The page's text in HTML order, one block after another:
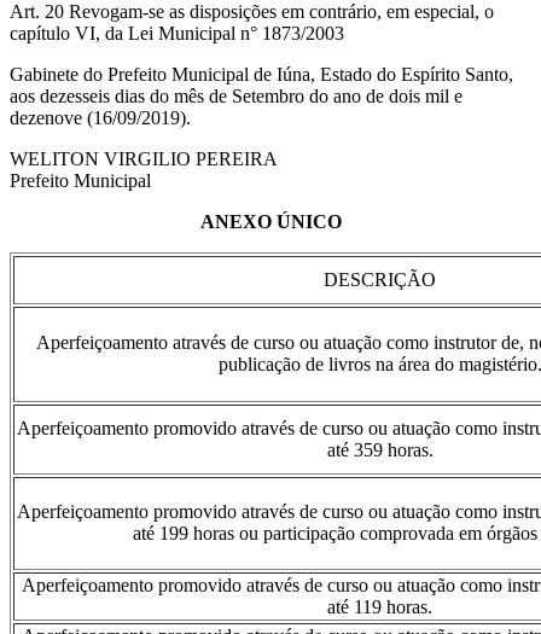
Art. 20 Revogam-se as disposições em contrário, em especial, o
capítulo VI, da Lei Municipal n° 1873/2003
Gabinete do Prefeito Municipal de Iúna, Estado do Espírito Santo,
aos dezesseis dias do mês de Setembro do ano de dois mil e
dezenove (16/09/2019).
WELITON VIRGILIO PEREIRA
Prefeito Municipal
ANEXO ÚNICO
DESCRIÇÃO
Aperfeiçoamento através de curso ou atuação como instrutor de,
publicação de livros na área do magistério.
Aperfeiçoamento promovido através de curso ou atuação como
até 359 horas.
Aperfeiçoamento promovido através de curso ou atuação como
até 199 horas ou participação comprovada em
Aperfeiçoamento promovido através de curso ou atuação como
até 119 horas.